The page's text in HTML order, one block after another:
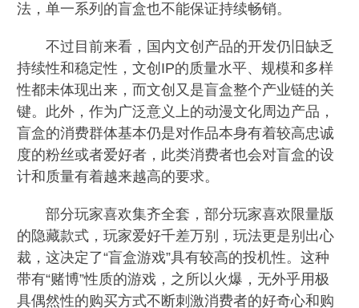
法，单一系列的盲盒也不能保证持续畅销。
不过目前来看，国内文创产品的开发仍旧缺乏
持续性和稳定性，文创IP的质量水平、规模和多样
性都未体现出来，而文创又是盲盒整个产业链的关
键。此外，作为广泛意义上的动漫文化周边产品，
盲盒的消费群体基本仍是对作品本身有着较高忠诚
度的粉丝或者爱好者，此类消费者也会对盲盒的设
计和质量有着越来越高的要求。
部分玩家喜欢集齐全套，部分玩家喜欢限量版
的隐藏款式，玩家爱好千差万别，玩法更是别出心
裁，这决定了“盲盒游戏”具有较高的投机性。这种
带有“赌博”性质的游戏，之所以火爆，无外乎用极
具偶然性的购买方式不断刺激消费者的好奇心和购